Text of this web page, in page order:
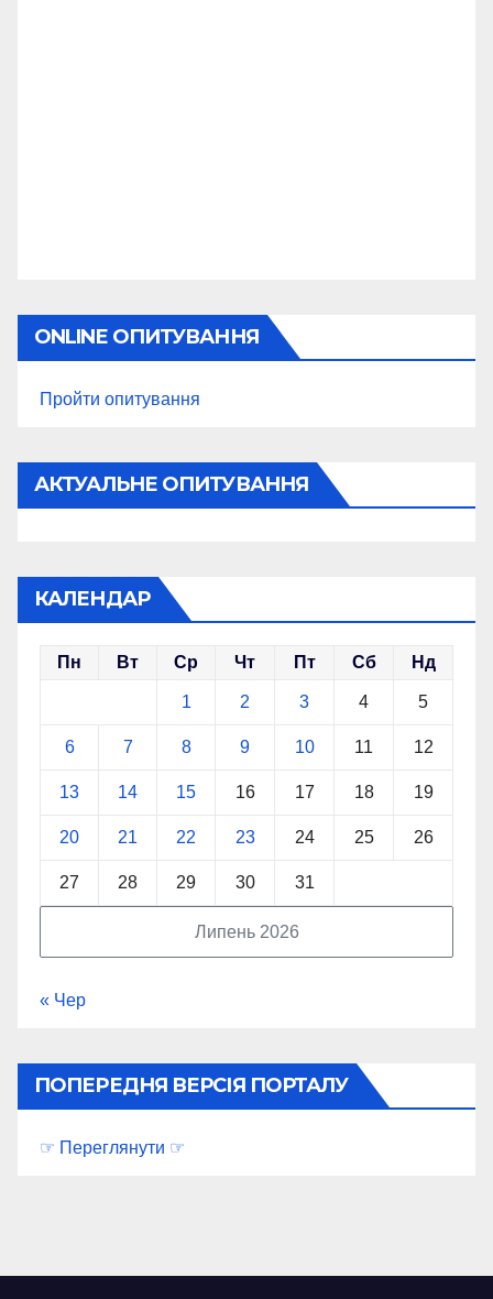
ONLINE ОПИТУВАННЯ
Пройти опитування
АКТУАЛЬНЕ ОПИТУВАННЯ
КАЛЕНДАР
Липень 2026
Пн Вт Ср Чт Пт Сб Нд
1 2 3 4 5
6 7 8 9 10 11 12
13 14 15 16 17 18 19
20 21 22 23 24 25 26
27 28 29 30 31
« Чер
ПОПЕРЕДНЯ ВЕРСІЯ ПОРТАЛУ
☞ Переглянути ☞